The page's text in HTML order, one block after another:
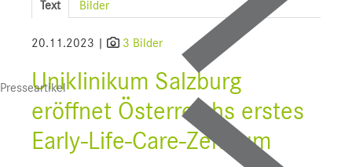
PresseartikelUI f. Sportmedizin
Downloads
Text Bilder
20.11.2023 | 3 Bilder
Uniklinikum Salzburg
eröffnet Österreichs erstes
Early-Life-Care-Zentrum